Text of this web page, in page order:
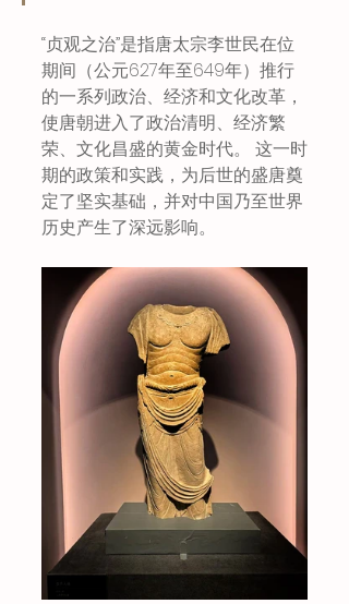
“贞观之治”是指唐太宗李世民在位
期间（公元627年至649年）推行
的一系列政治、经济和文化改革，
使唐朝进入了政治清明、经济繁
荣、文化昌盛的黄金时代。 这一时
期的政策和实践，为后世的盛唐奠
定了坚实基础，并对中国乃至世界
历史产生了深远影响。